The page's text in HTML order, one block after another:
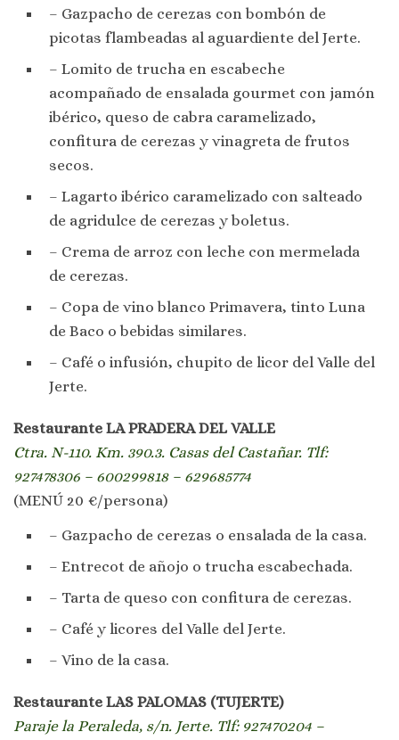
– Gazpacho de cerezas con bombón de
picotas flambeadas al aguardiente del Jerte.
– Lomito de trucha en escabeche
acompañado de ensalada gourmet con jamón
ibérico, queso de cabra caramelizado,
confitura de cerezas y vinagreta de frutos
secos.
– Lagarto ibérico caramelizado con salteado
de agridulce de cerezas y boletus.
– Crema de arroz con leche con mermelada
de cerezas.
– Copa de vino blanco Primavera, tinto Luna
de Baco o bebidas similares.
– Café o infusión, chupito de licor del Valle del
Jerte.
Restaurante LA PRADERA DEL VALLE
Ctra. N-110. Km. 390.3. Casas del Castañar. Tlf:
927478306 – 600299818 – 629685774
(MENÚ 20 €/persona)
– Gazpacho de cerezas o ensalada de la casa.
– Entrecot de añojo o trucha escabechada.
– Tarta de queso con confitura de cerezas.
– Café y licores del Valle del Jerte.
– Vino de la casa.
Restaurante LAS PALOMAS (TUJERTE)
Paraje la Peraleda, s/n. Jerte. Tlf: 927470204 –